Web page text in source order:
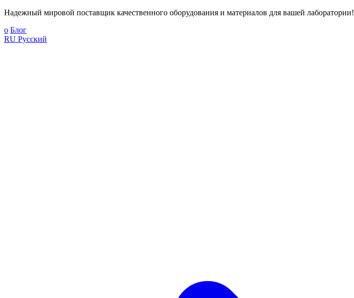
Надежный мировой поставщик качественного оборудования и материалов для вашей лаборатории!
о Блог
RU Русский